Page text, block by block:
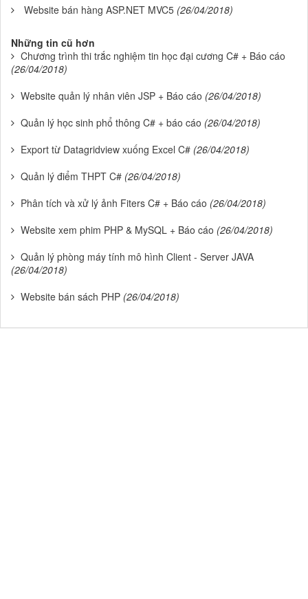
Website bán hàng ASP.NET MVC5 (26/04/2018)
Những tin cũ hơn
Chương trình thi trắc nghiệm tin học đại cương C# + Báo cáo
(26/04/2018)
Website quản lý nhân viên JSP + Báo cáo (26/04/2018)
Quản lý học sinh phổ thông C# + báo cáo (26/04/2018)
Export từ Datagridview xuống Excel C# (26/04/2018)
Quản lý điểm THPT C# (26/04/2018)
Phân tích và xử lý ảnh Fiters C# + Báo cáo (26/04/2018)
Website xem phim PHP & MySQL + Báo cáo (26/04/2018)
Quản lý phòng máy tính mô hình Client - Server JAVA
(26/04/2018)
Website bán sách PHP (26/04/2018)